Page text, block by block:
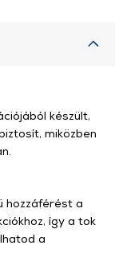
készült,
miközben
hozzáférést a
így a tok
a